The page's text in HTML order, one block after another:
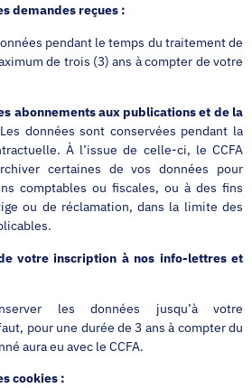
demandes reçues :
pendant le temps du traitement de
de trois (3) ans à compter de votre
abonnementsaux publicationset de la
Les données sont conservées pendant la
À l’issue de celle-ci, le CCFA
certaines de vos données pour
comptables ou fiscales, ou à des fins
ou de réclamation, dans la limite des
votre inscription à nos info-lettres et
les données jusqu’à votre
pour une durée de 3 ans à compter du
aura eu avec le CCFA.
cookies :